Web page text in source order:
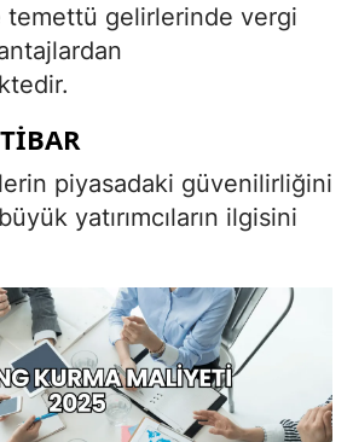
temettü gelirlerinde vergi
piyasadaki güvenilirliğini
yatırımcıların ilgisini